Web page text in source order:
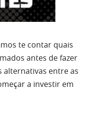
te contar quais
antes de fazer
alternativas entre as
a investir em